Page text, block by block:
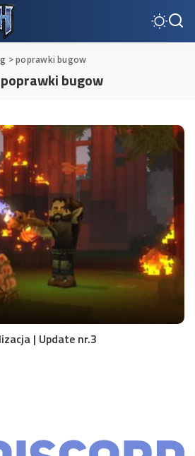
>poprawki bugow
poprawki bugow
| Update nr.3